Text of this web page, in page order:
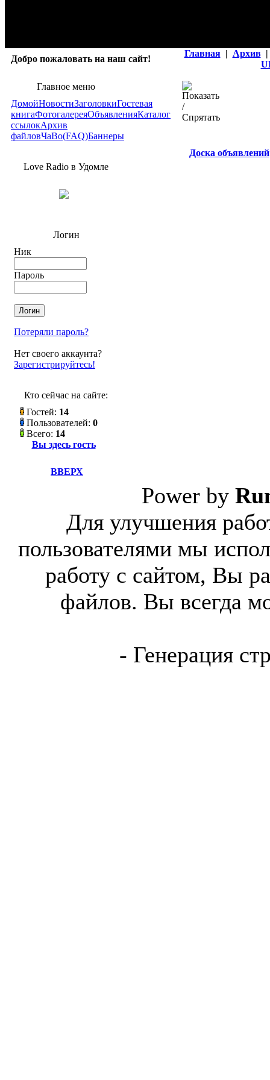
Добро пожаловать на наш сайт!
Главная | Архив |
Главное меню
ДомойНовостиЗаголовкиГостевая
книгаФотогалереяОбъявленияКаталог
ссылокАрхив
файловЧаВо(FAQ)Баннеры
Love Radio в Удомле
Логин
Ник
Пароль
Потеряли пароль?
Нет своего аккаунта?
Зарегистрируйтесь!
Кто сейчас на сайте:
Гостей: 14
Пользователей: 0
Всего: 14
Вы здесь гость
Доска объявлений
ВВЕРХ
Power by
Для улучшения
пользователями мы
работу с сайтом, Вы
файлов. Вы всегда
- Генерация